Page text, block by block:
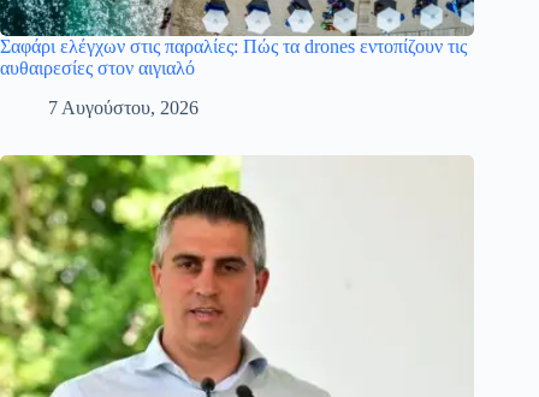
Σαφάρι ελέγχων στις παραλίες: Πώς τα drones εντοπίζουν τις
αυθαιρεσίες στον αιγιαλό
7 Αυγούστου, 2026